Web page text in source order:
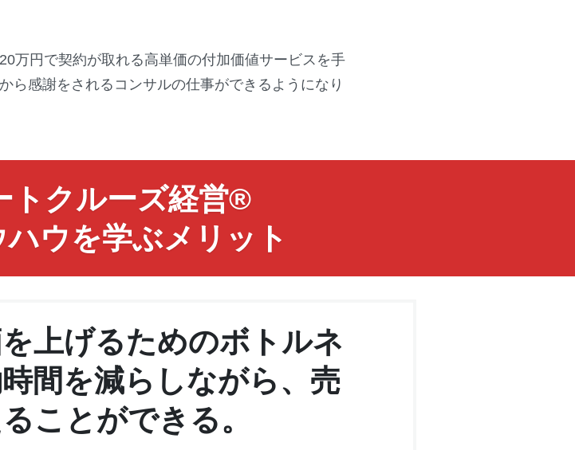
万円で契約が取れる高単価の付加価値サービスを手
ら感謝をされるコンサルの仕事ができるようになり
トクルーズ経営®︎
ウを学ぶメリット
上げるためのボトルネ
間を減らしながら、売
ことができる。